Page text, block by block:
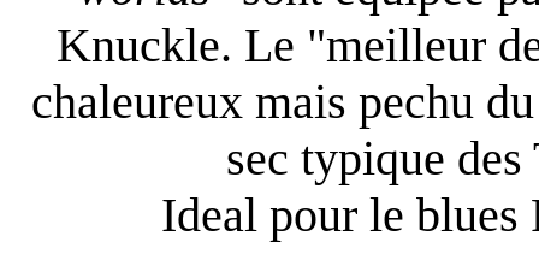
Knuckle. Le "meilleur
chaleureux mais pechu
sec typique
Ideal pour le